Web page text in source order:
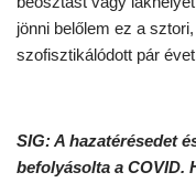
jönni belőlem ez a
szofisztikálódott pár
SIG: A hazatérésedet
befolyásolta a COVID.